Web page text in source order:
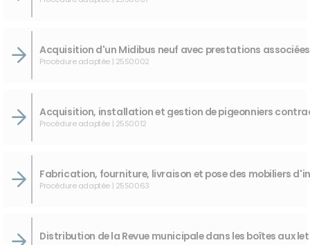
Procédure adaptée | 25S0002
Procédure adaptée | 25S0012
Procédure adaptée | 25S0063